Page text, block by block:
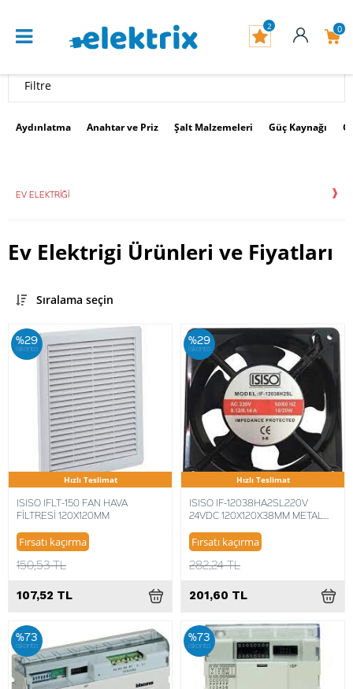
0
2
Filtre
Aydınlatma Anahtar ve Priz Şalt Malzemeleri Güç Kaynağı
EV ELEKTRIĞI
Ev Elektrigi Ürünleri ve Fiyatları
Sıralama seçin
%29
iskonto
Hızlı Teslimat
ISISO IFLT-150 FAN HAVA
FİLTRESİ 120X120MM
Fırsatı kaçırma
150,53 TL
107,52 TL
%29
iskonto
Hızlı Teslimat
ISISO IF-12038HA2SL220V
24VDC 120X120X38MM METAL
Fırsatı kaçırma
282,24 TL
201,60 TL
%73
iskonto
%73
iskonto